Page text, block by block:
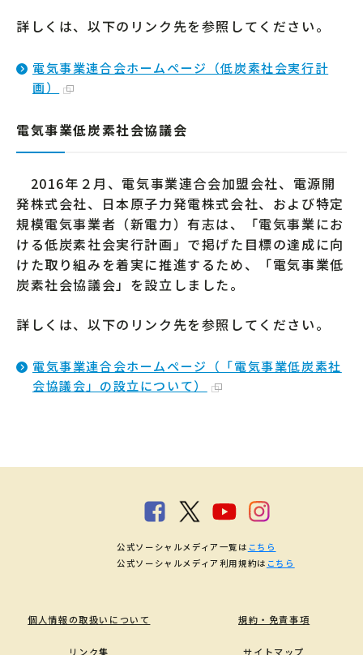
詳しくは、以下のリンク先を参照してください。
電気事業連合会ホームページ（低炭素社会実行計
画）
電気事業低炭素社会協議会
2016年２月、電気事業連合会加盟会社、電源開
発株式会社、日本原子力発電株式会社、および特定
規模電気事業者（新電力）有志は、「電気事業にお
ける低炭素社会実行計画」で掲げた目標の達成に向
けた取り組みを着実に推進するため、「電気事業低
炭素社会協議会」を設立しました。
詳しくは、以下のリンク先を参照してください。
電気事業連合会ホームページ（「電気事業低炭素社
会協議会」の設立について）
個人情報の取扱いについて 規約・免責事項
リンク集 サイトマップ
公式ソーシャルメディア一覧は こちら
公式ソーシャルメディア利用規約は こちら